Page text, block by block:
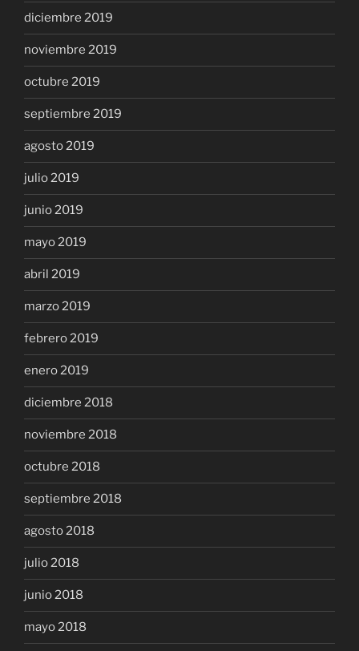
diciembre 2019
noviembre 2019
octubre 2019
septiembre 2019
agosto 2019
julio 2019
junio 2019
mayo 2019
abril 2019
marzo 2019
febrero 2019
enero 2019
diciembre 2018
noviembre 2018
octubre 2018
septiembre 2018
agosto 2018
julio 2018
junio 2018
mayo 2018